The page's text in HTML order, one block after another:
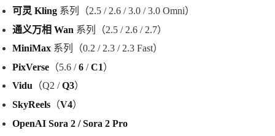
可灵 Kling 系列（2.5 / 2.6 / 3.0 / 3.0 Omni）
通义万相 Wan 系列（2.5 / 2.6 / 2.7）
MiniMax 系列（0.2 / 2.3 / 2.3 Fast）
PixVerse （5.6 /6 /C1）
Vidu （Q2 /Q3）
SkyReels （V4）
OpenAI Sora 2 / Sora 2 Pro